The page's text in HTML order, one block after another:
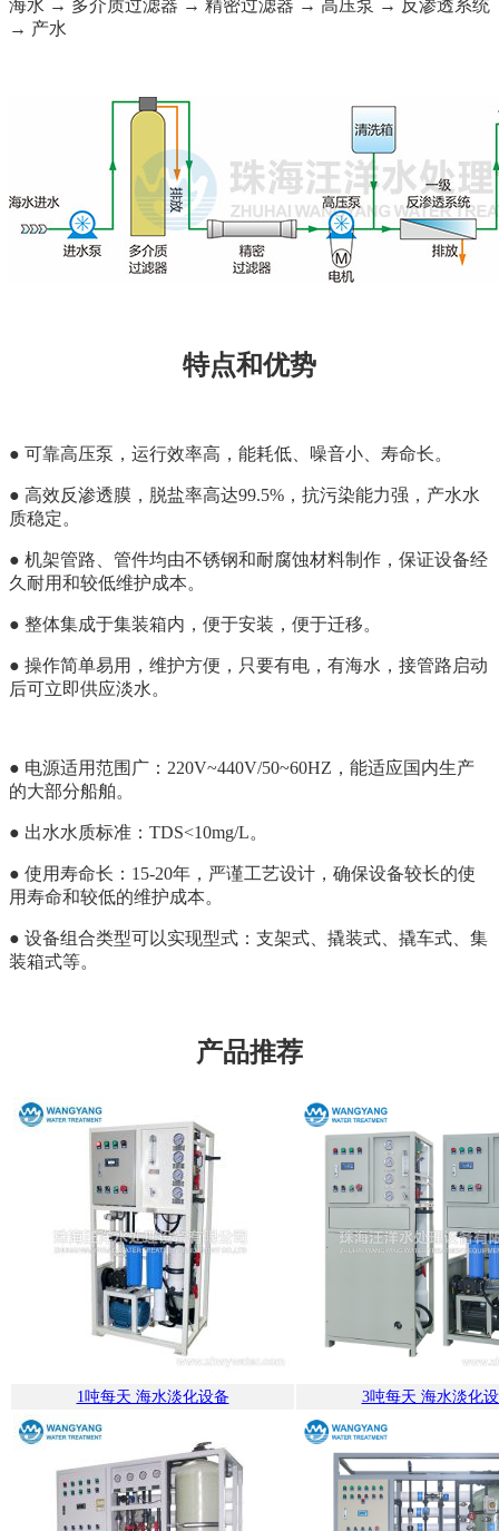
海水 → 多介质过滤器 → 精密过滤器 → 高压泵 → 反渗透系统
→ 产水
特点和优势
● 可靠高压泵，运行效率高，能耗低、噪音小、寿命长。
● 高效反渗透膜，脱盐率高达99.5%，抗污染能力强，产水水
质稳定。
● 机架管路、管件均由不锈钢和耐腐蚀材料制作，保证设备经
久耐用和较低维护成本。
● 整体集成于集装箱内，便于安装，便于迁移。
● 操作简单易用，维护方便，只要有电，有海水，接管路启动
后可立即供应淡水。
● 电源适用范围广：220V~440V/50~60HZ，能适应国内生产
的大部分船舶。
● 出水水质标准：TDS<10mg/L。
● 使用寿命长：15-20年，严谨工艺设计，确保设备较长的使
用寿命和较低的维护成本。
● 设备组合类型可以实现型式：支架式、撬装式、撬车式、集
装箱式等。
产品推荐
1吨每天 海水淡化设备 3吨每天 海水淡化